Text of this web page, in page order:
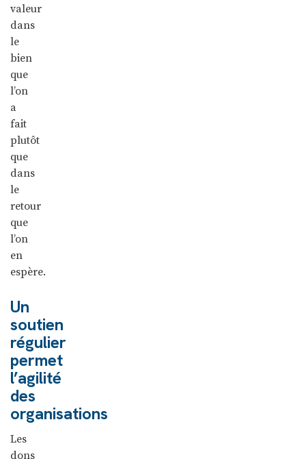
valeur
dans
le
bien
que
l’on
a
fait
plutôt
que
dans
le
retour
que
l’on
en
espère.
Un
soutien
régulier
permet
l’agilité
des
organisations
Les
dons